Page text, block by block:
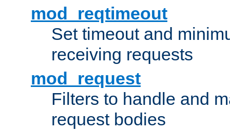
mod_reqtimeout
Set timeout and
receiving requests
mod_request
Filters to handle and
request bodies